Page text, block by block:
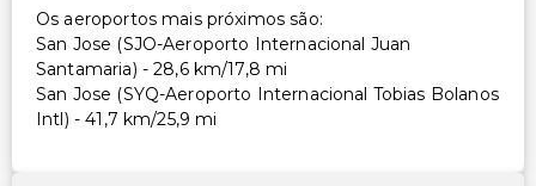
Os aeroportos mais próximos são:
San Jose (SJO-Aeroporto Internacional Juan
Santamaria) - 28,6 km/17,8 mi
San Jose (SYQ-Aeroporto Internacional Tobias Bolanos
Intl) - 41,7 km/25,9 mi